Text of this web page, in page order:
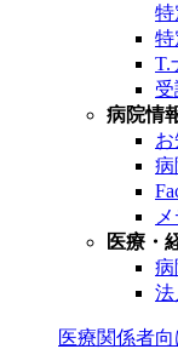
特
特
T.
病院情
病
医療・
病
法
医療関係者向